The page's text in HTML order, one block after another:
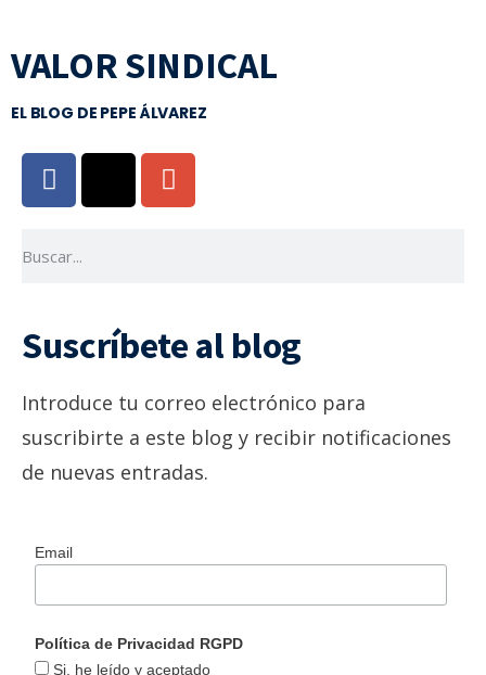
VALOR SINDICAL
EL BLOG DE PEPE ÁLVAREZ
Suscríbete al blog
Introduce tu correo electrónico para
suscribirte a este blog y recibir notificaciones
de nuevas entradas.
Email
Política de Privacidad RGPD
Si, he leído y aceptado